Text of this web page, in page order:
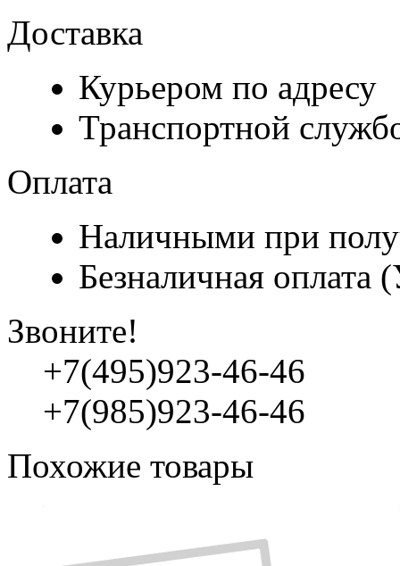
Доставка
Курьером по адресу
Транспортной
Оплата
Наличными при
Безналичная
Звоните!
+7(495)923-46-46
+7(985)923-46-46
Похожие товары